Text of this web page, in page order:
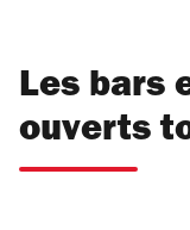
Les bars
ouverts